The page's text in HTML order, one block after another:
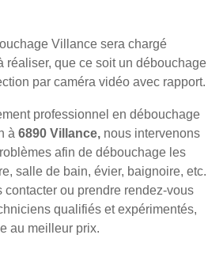
Villance sera chargé
réaliser, que ce soit un débouchage
par caméra vidéo avec rapport.
professionnel en débouchage
à 6890 Villance, nous intervenons
afin de débouchage les
salle de bain, évier, baignoire, etc.
contacter ou prendre rendez-vous
qualifiés et expérimentés,
au meilleur prix.